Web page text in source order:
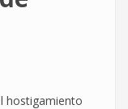
hostigamiento